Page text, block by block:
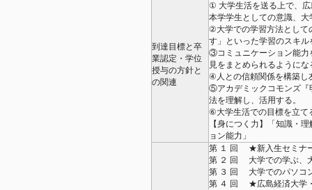
到達目標と卒
業認定・学位
授与の方針と
の関連
① 大学生活を送る上で、
本学学生としての意識、
②大学での学習方法として
す」といった学習のスキル
③コミュニケーション能力
見をまとめられるようにな
④人との信頼関係を構築し
⑤アカデミックコモンズ『
法を理解し、活用する。
⑥大学生活での目標を立て
【身につく力】「知識・
ョン能力」
第 １ 回 ★新入生セミナ
第 ２ 回 大学での学ぶ、
第 ３ 回 大学でのパソコ
第 ４ 回 ★広島経済大学